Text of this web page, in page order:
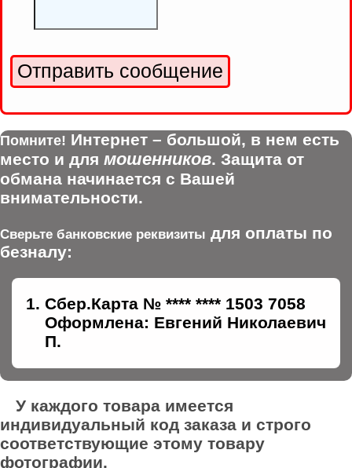
Помните! Интернет – большой, в нем есть
место и для мошенников. Защита от
обмана начинается с Вашей
внимательности.
Сверьте банковские реквизиты для оплаты по
безналу:
Сбер.Карта № **** **** 1503 7058
Оформлена: Евгений Николаевич
П.
У каждого товара имеется
индивидуальный код заказа и строго
соответствующие этому товару
фотографии.